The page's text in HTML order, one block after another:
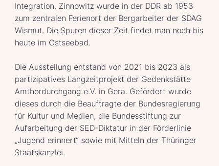
Integration. Zinnowitz wurde in der DDR ab 1953
zum zentralen Ferienort der Bergarbeiter der SDAG
Wismut. Die Spuren dieser Zeit findet man noch bis
heute im Ostseebad.
Die Ausstellung entstand von 2021 bis 2023 als
partizipatives Langzeitprojekt der Gedenkstätte
Amthordurchgang e.V. in Gera. Gefördert wurde
dieses durch die Beauftragte der Bundesregierung
für Kultur und Medien, die Bundesstiftung zur
Aufarbeitung der SED-Diktatur in der Förderlinie
„Jugend erinnert“ sowie mit Mitteln der Thüringer
Staatskanzlei.